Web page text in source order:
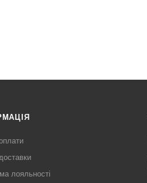
лояльності